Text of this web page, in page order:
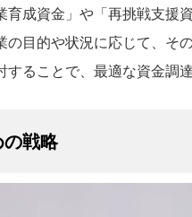
成資金」や「再挑戦支援
目的や状況に応じて、そ
ることで、最適な資金調
の戦略